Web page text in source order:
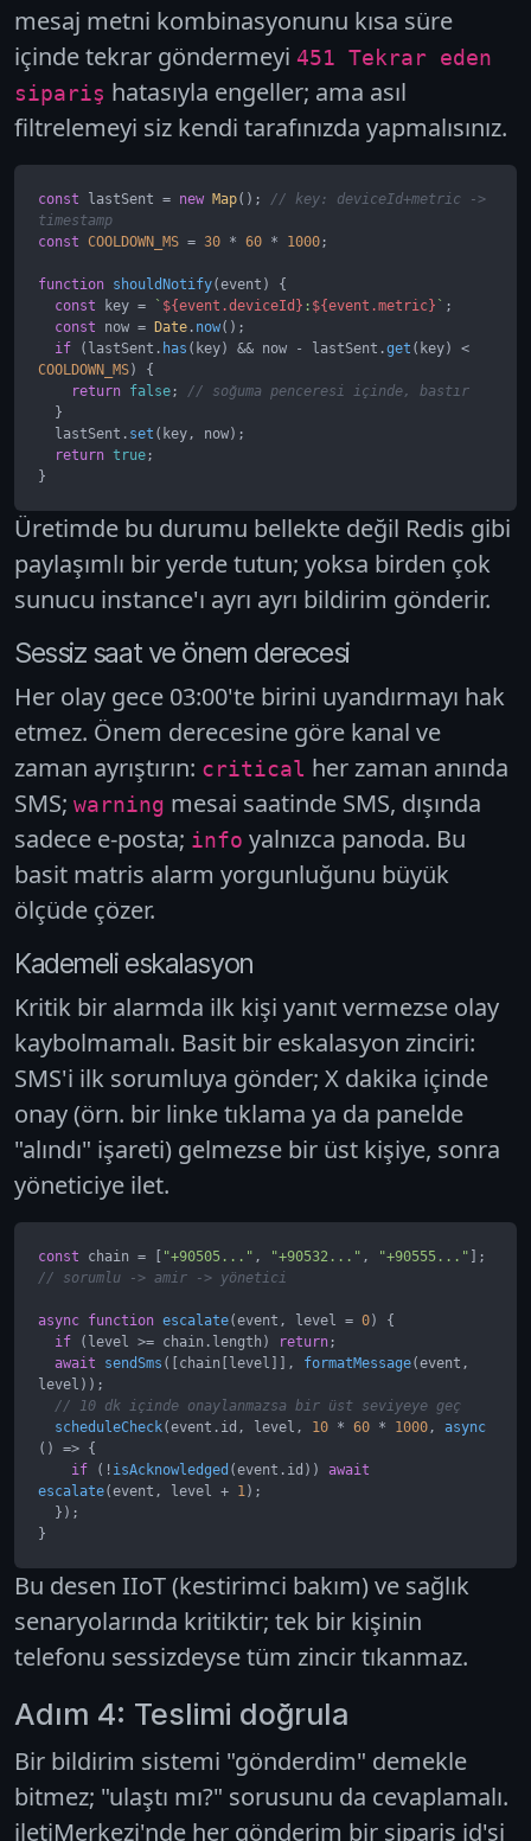
mesaj metni kombinasyonunu kısa süre
içinde tekrar göndermeyi 451 Tekrar eden
sipariş hatasıyla engeller; ama asıl
filtrelemeyi siz kendi tarafınızda yapmalısınız.
const lastSent = new Map(); // key: deviceId+metric ->
timestamp
const COOLDOWN_MS = 30 * 60 * 1000 ;
function shouldNotify(event ) {
const key = ` ${event.deviceId} : ${event.metric} ` ;
const now = Date . now();
if (lastSent. has (key) && now - lastSent.get
COOLDOWN_MS) {
return false ; // soğuma penceresi içinde, bastır
  lastSent.
set (key, now);
return true ;
}
Üretimde bu durumu bellekte değil Redis gibi
paylaşımlı bir yerde tutun; yoksa birden çok
sunucu instance'ı ayrı ayrı bildirim gönderir.
Sessiz saat ve önem derecesi
Her olay gece 03:00'te birini uyandırmayı hak
etmez. Önem derecesine göre kanal ve
zaman ayrıştırın: critical her zaman anında
SMS; warning mesai saatinde SMS, dışında
sadece e-posta; info yalnızca panoda. Bu
basit matris alarm yorgunluğunu büyük
ölçüde çözer.
Kademeli eskalasyon
Kritik bir alarmda ilk kişi yanıt vermezse olay
kaybolmamalı. Basit bir eskalasyon zinciri:
SMS'i ilk sorumluya gönder; X dakika içinde
onay (örn. bir linke tıklama ya da panelde
"alındı" işareti) gelmezse bir üst kişiye, sonra
yöneticiye ilet.
const chain = [ "+90505..." , "+90532..." , "+90555..."
// sorumlu -> amir -> yönetici
async function escalate(event, level = 0) {
if (level >= chain. length ) return ;
await
sendSms ([chain[level]], formatMessage(event,
level));
// 10 dk içinde onaylanmazsa bir üst seviyeye geç
scheduleCheck(event. id , level, 10 * 60 * 1000 , async
() => {
if (! isAcknowledged (event. id )) await
escalate(event, level + 1 );
}
Bu desen IIoT (kestirimci bakım) ve sağlık
senaryolarında kritiktir; tek bir kişinin
telefonu sessizdeyse tüm zincir tıkanmaz.
Adım 4: Teslimi doğrula
Bir bildirim sistemi "gönderdim" demekle
bitmez; "ulaştı mı?" sorusunu da cevaplamalı.
iletiMerkezi'nde her gönderim bir sipariş id'si